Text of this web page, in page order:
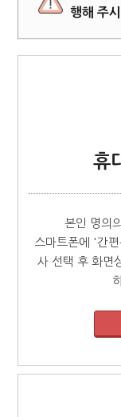
행해 주
휴
본인 명의
스마트폰에 '간
사 선택 후 화면